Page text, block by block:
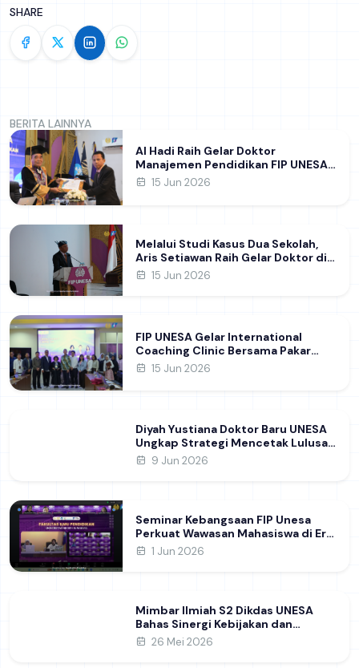
SHARE
BERITA LAINNYA
Al Hadi Raih Gelar Doktor
Manajemen Pendidikan FIP UNESA
melalui Riset Pembentukan
15 Jun 2026
Melalui Studi Kasus Dua Sekolah,
Aris Setiawan Raih Gelar Doktor di
FIP UNESA Usai Kupas Manajemen
15 Jun 2026
FIP UNESA Gelar International
Coaching Clinic Bersama Pakar
Khon Kaen University Thailand,
Ilmiah Internasional dukung SDG 4
15 Jun 2026
Diyah Yustiana Doktor Baru UNESA
Ungkap Strategi Mencetak Lulusan
SMK yang Siap Hadapi Dunia Kerja
9 Jun 2026
Seminar Kebangsaan FIP Unesa
Perkuat Wawasan Mahasiswa di Era
Geopolitik Global&nbsp;
1 Jun 2026
Mimbar Ilmiah S2 Dikdas UNESA
Bahas Sinergi Kebijakan dan
Pendidikan
26 Mei 2026